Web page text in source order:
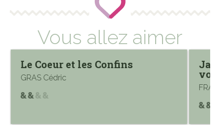
Vous allez aimer
Le Coeur et les Confins
GRAS Cédric